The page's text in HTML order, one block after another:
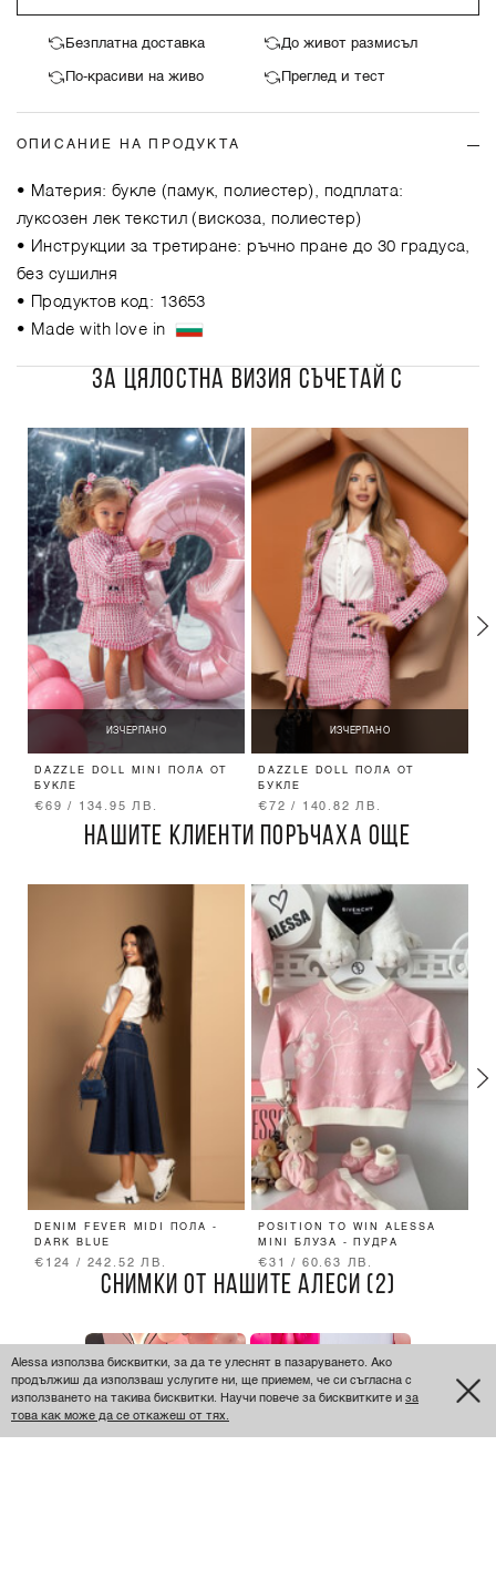
Безплатна доставка До живот размисъл
По-красиви на живо Преглед и тест
ОПИСАНИЕ НА ПРОДУКТА
• Материя: букле (памук, полиестер), подплата:
луксозен лек текстил (вискоза, полиестер)
• Инструкции за третиране: ръчно пране до 30 градуса,
без сушилня
• Продуктов код: 13653
• Made with love in
ЗА ЦЯЛОСТНА ВИЗИЯ СЪЧЕТАЙ С
ИЗЧЕРПАНО
DAZZLE DOLL MINI ПОЛА ОТ
БУКЛЕ
€69 / 134.95 ЛВ.
ИЗЧЕРПАНО
DAZZLE DOLL ПОЛА ОТ
БУКЛЕ
€72 / 140.82 ЛВ.
НАШИТЕ КЛИЕНТИ ПОРЪЧАХА ОЩЕ
DENIM FEVER MIDI ПОЛА -
DARK BLUE
€124 / 242.52 ЛВ.
POSITION TO WIN ALESSA
MINI БЛУЗА - ПУДРА
€31 / 60.63 ЛВ.
СНИМКИ ОТ НАШИТЕ АЛЕСИ (2)
Alessa използва бисквитки, за да те улеснят в пазаруването. Ако
продължиш да използваш услугите ни, ще приемем, че си съгласна с
използването на такива бисквитки. Научи повече за бисквитките и за
това как може да се откажеш от тях.